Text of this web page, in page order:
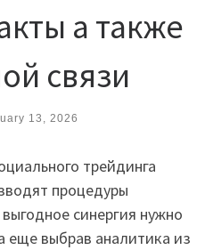
а также
связи
13, 2026
трейдинга
процедуры
синергия нужно
еще выбрав аналитика из